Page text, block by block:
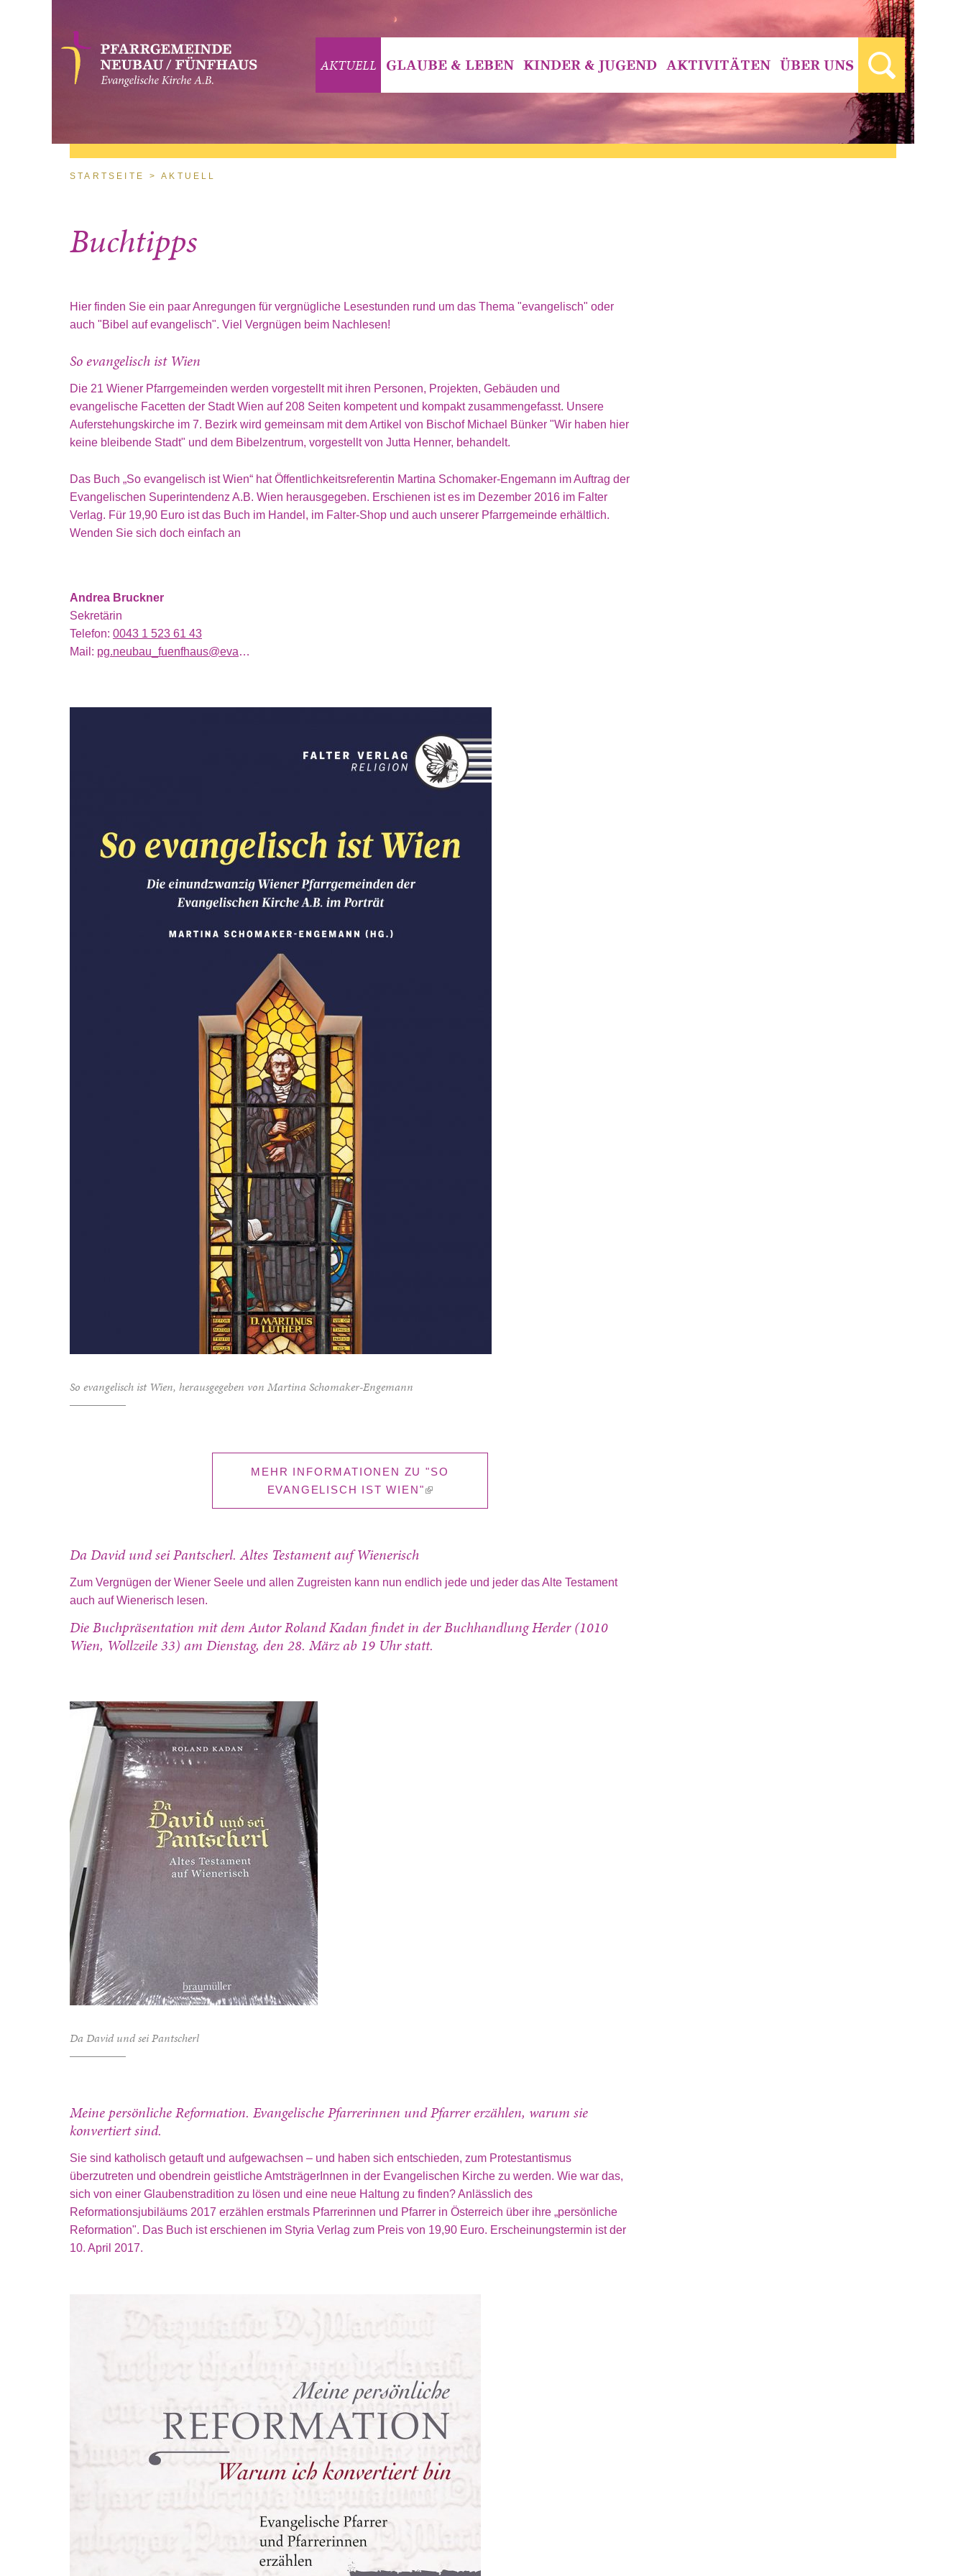
AKTUELL GLAUBE & LEBEN KINDER & JUGEND AKTIVITÄTEN ÜBER UNS
Sie sind hier
STARTSEITE AKTUELL
Buchtipps
Hier finden Sie ein paar Anregungen für vergnügliche Lesestunden rund um das Thema "evangelisch" oder
auch "Bibel auf evangelisch". Viel Vergnügen beim Nachlesen!
So evangelisch ist Wien
Die 21 Wiener Pfarrgemeinden werden vorgestellt mit ihren Personen, Projekten, Gebäuden und
evangelische Facetten der Stadt Wien auf 208 Seiten kompetent und kompakt zusammengefasst. Unsere
Auferstehungskirche im 7. Bezirk wird gemeinsam mit dem Artikel von Bischof Michael Bünker "Wir haben hier
keine bleibende Stadt" und dem Bibelzentrum, vorgestellt von Jutta Henner, behandelt.
Das Buch „So evangelisch ist Wien“ hat Öffentlichkeitsreferentin Martina Schomaker-Engemann im Auftrag der
Evangelischen Superintendenz A.B. Wien herausgegeben. Erschienen ist es im Dezember 2016 im Falter
Verlag. Für 19,90 Euro ist das Buch im Handel, im Falter-Shop und auch unserer Pfarrgemeinde erhältlich.
Wenden Sie sich doch einfach an
Andrea Bruckner
Sekretärin
Telefon: 0043 1 523 61 43
Mail: pg.neubau_fuenfhaus@evang.at
So evangelisch ist Wien, herausgegeben von Martina Schomaker-Engemann
MEHR INFORMATIONEN ZU "SO
EVANGELISCH IST WIEN"(LINK IS EXTERNAL)
Da David und sei Pantscherl. Altes Testament auf Wienerisch
Zum Vergnügen der Wiener Seele und allen Zugreisten kann nun endlich jede und jeder das Alte Testament
auch auf Wienerisch lesen.
Die Buchpräsentation mit dem Autor Roland Kadan findet in der Buchhandlung Herder (1010
Wien, Wollzeile 33) am Dienstag, den 28. März ab 19 Uhr statt.
Da David und sei Pantscherl
Meine persönliche Reformation. Evangelische Pfarrerinnen und Pfarrer erzählen, warum sie
konvertiert sind.
Sie sind katholisch getauft und aufgewachsen – und haben sich entschieden, zum Protestantismus
überzutreten und obendrein geistliche AmtsträgerInnen in der Evangelischen Kirche zu werden. Wie war das,
sich von einer Glaubenstradition zu lösen und eine neue Haltung zu finden? Anlässlich des
Reformationsjubiläums 2017 erzählen erstmals Pfarrerinnen und Pfarrer in Österreich über ihre „persönliche
Reformation". Das Buch ist erschienen im Styria Verlag zum Preis von 19,90 Euro. Erscheinungstermin ist der
10. April 2017.